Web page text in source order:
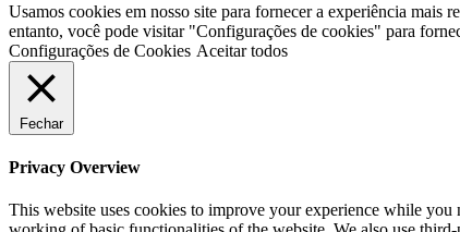
Usamos cookies em nosso site para fornecer a experiência
entanto, você pode visitar "Configurações de cookies" para
Configurações de Cookies Aceitar todos
Fechar
Privacy Overview
This website uses cookies to improve your experience while you